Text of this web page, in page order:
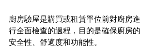
廚房驗屋是購買或租賃單位前對廚房進
行全面檢查的過程，目的是確保廚房的
安全性、舒適度和功能性。